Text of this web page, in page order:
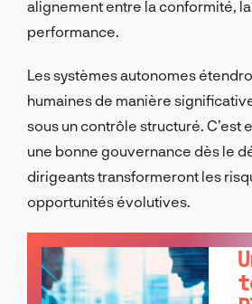
alignement entre la conformité,
performance.
Les systèmes autonomes
humaines de manière
sous un contrôle structuré. C’est
une bonne gouvernance dès le
dirigeants transformeront les
opportunités évolutives.